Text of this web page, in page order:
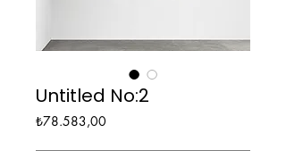
Untitled No:2
₺78.583,00